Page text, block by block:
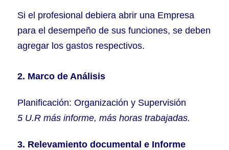
Si el profesional debiera abrir una Empresa
para el desempeño de sus funciones, se deben
agregar los gastos respectivos.
2. Marco de Análisis
Planificación: Organización y Supervisión
5 U.R más informe, más horas trabajadas.
3. Relevamiento documental e Informe